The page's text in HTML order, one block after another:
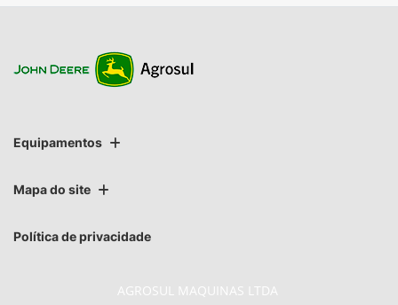
Equipamentos
Mapa do site
Política de privacidade
AGROSUL MAQUINAS LTDA